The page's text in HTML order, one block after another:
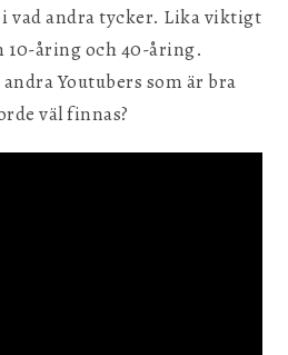
vad andra tycker. Lika viktigt
10-åring och 40-åring.
Youtubers som är bra
väl finnas?